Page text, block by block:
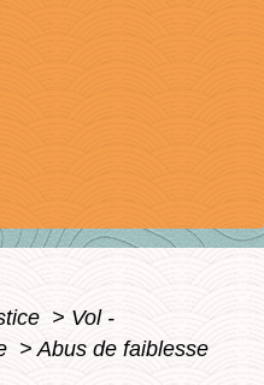
> Vol -
> Abus de faiblesse